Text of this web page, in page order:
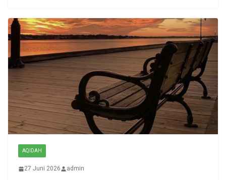
AQIDAH
27 Juni 2026 admin